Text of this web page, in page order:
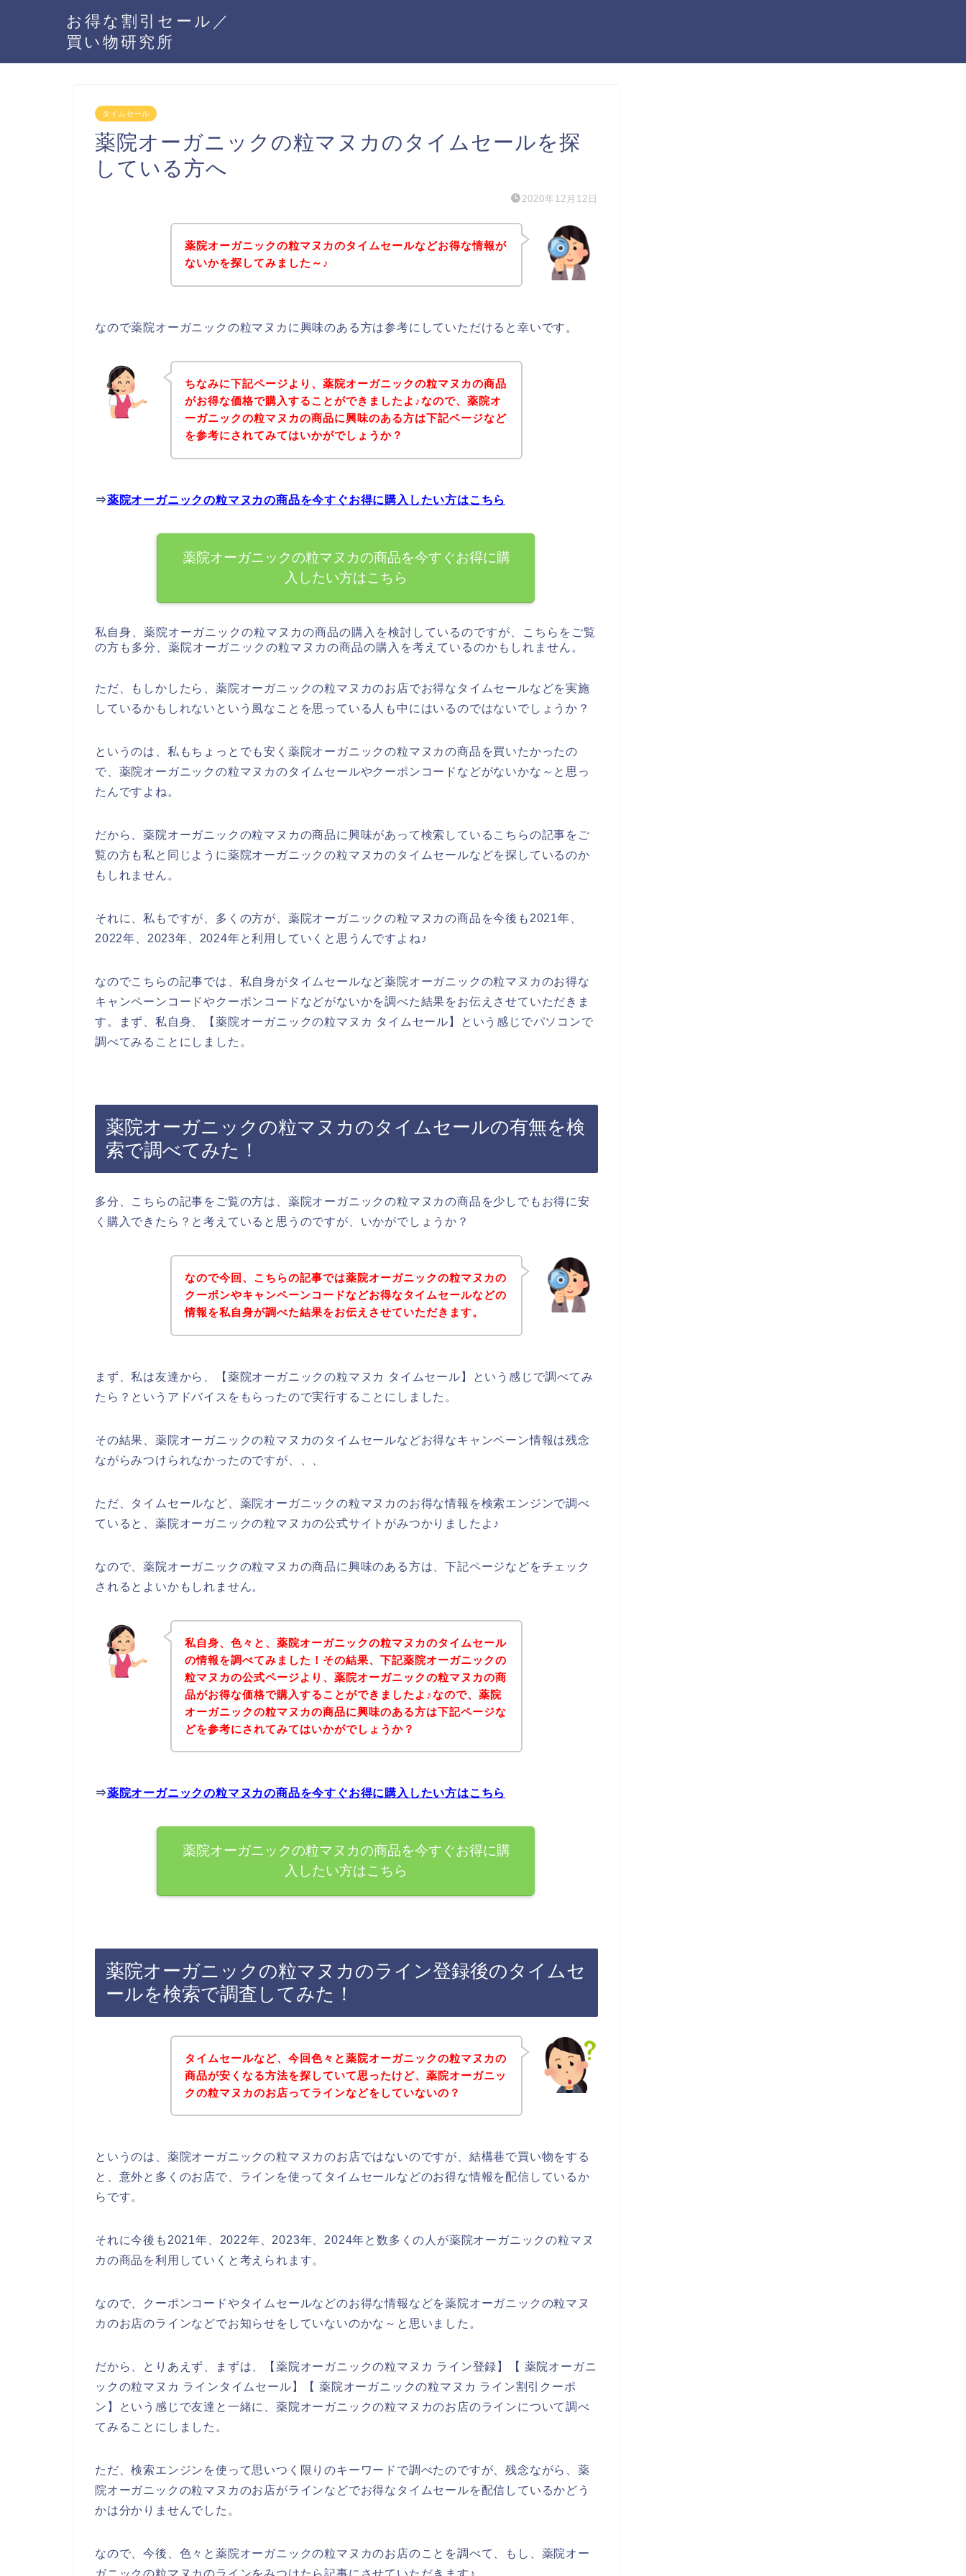
お得な割引セール／
買い物研究所
タイムセール
薬院オーガニックの粒マヌカのタイムセールを探
している方へ
2020年12月12日
薬院オーガニックの粒マヌカのタイムセールなどお得な情報が
ないかを探してみました～♪
なので薬院オーガニックの粒マヌカに興味のある方は参考にしていただけると幸いです。
ちなみに下記ページより、薬院オーガニックの粒マヌカの商品
がお得な価格で購入することができましたよ♪なので、薬院オ
ーガニックの粒マヌカの商品に興味のある方は下記ページなど
を参考にされてみてはいかがでしょうか？
⇒薬院オーガニックの粒マヌカの商品を今すぐお得に購入したい方はこちら
薬院オーガニックの粒マヌカの商品を今すぐお得に購
入したい方はこちら
私自身、薬院オーガニックの粒マヌカの商品の購入を検討しているのですが、こちらをご覧
の方も多分、薬院オーガニックの粒マヌカの商品の購入を考えているのかもしれません。
ただ、もしかしたら、薬院オーガニックの粒マヌカのお店でお得なタイムセールなどを実施
しているかもしれないという風なことを思っている人も中にはいるのではないでしょうか？
というのは、私もちょっとでも安く薬院オーガニックの粒マヌカの商品を買いたかったの
で、薬院オーガニックの粒マヌカのタイムセールやクーポンコードなどがないかな～と思っ
たんですよね。
だから、薬院オーガニックの粒マヌカの商品に興味があって検索しているこちらの記事をご
覧の方も私と同じように薬院オーガニックの粒マヌカのタイムセールなどを探しているのか
もしれません。
それに、私もですが、多くの方が、薬院オーガニックの粒マヌカの商品を今後も2021年、
2022年、2023年、2024年と利用していくと思うんですよね♪
なのでこちらの記事では、私自身がタイムセールなど薬院オーガニックの粒マヌカのお得な
キャンペーンコードやクーポンコードなどがないかを調べた結果をお伝えさせていただきま
す。まず、私自身、【薬院オーガニックの粒マヌカ タイムセール】という感じでパソコンで
調べてみることにしました。
薬院オーガニックの粒マヌカのタイムセールの有無を検
索で調べてみた！
多分、こちらの記事をご覧の方は、薬院オーガニックの粒マヌカの商品を少しでもお得に安
く購入できたら？と考えていると思うのですが、いかがでしょうか？
なので今回、こちらの記事では薬院オーガニックの粒マヌカの
クーポンやキャンペーンコードなどお得なタイムセールなどの
情報を私自身が調べた結果をお伝えさせていただきます。
まず、私は友達から、【薬院オーガニックの粒マヌカ タイムセール】という感じで調べてみ
たら？というアドバイスをもらったので実行することにしました。
その結果、薬院オーガニックの粒マヌカのタイムセールなどお得なキャンペーン情報は残念
ながらみつけられなかったのですが、、、
ただ、タイムセールなど、薬院オーガニックの粒マヌカのお得な情報を検索エンジンで調べ
ていると、薬院オーガニックの粒マヌカの公式サイトがみつかりましたよ♪
なので、薬院オーガニックの粒マヌカの商品に興味のある方は、下記ページなどをチェック
されるとよいかもしれません。
私自身、色々と、薬院オーガニックの粒マヌカのタイムセール
の情報を調べてみました！その結果、下記薬院オーガニックの
粒マヌカの公式ページより、薬院オーガニックの粒マヌカの商
品がお得な価格で購入することができましたよ♪なので、薬院
オーガニックの粒マヌカの商品に興味のある方は下記ページな
どを参考にされてみてはいかがでしょうか？
⇒薬院オーガニックの粒マヌカの商品を今すぐお得に購入したい方はこちら
薬院オーガニックの粒マヌカの商品を今すぐお得に購
入したい方はこちら
薬院オーガニックの粒マヌカのライン登録後のタイムセ
ールを検索で調査してみた！
タイムセールなど、今回色々と薬院オーガニックの粒マヌカの
商品が安くなる方法を探していて思ったけど、薬院オーガニッ
クの粒マヌカのお店ってラインなどをしていないの？
というのは、薬院オーガニックの粒マヌカのお店ではないのですが、結構巷で買い物をする
と、意外と多くのお店で、ラインを使ってタイムセールなどのお得な情報を配信しているか
らです。
それに今後も2021年、2022年、2023年、2024年と数多くの人が薬院オーガニックの粒マヌ
カの商品を利用していくと考えられます。
なので、クーポンコードやタイムセールなどのお得な情報などを薬院オーガニックの粒マヌ
カのお店のラインなどでお知らせをしていないのかな～と思いました。
だから、とりあえず、まずは、【薬院オーガニックの粒マヌカ ライン登録】【 薬院オーガニ
ックの粒マヌカ ラインタイムセール】【 薬院オーガニックの粒マヌカ ライン割引クーポ
ン】という感じで友達と一緒に、薬院オーガニックの粒マヌカのお店のラインについて調べ
てみることにしました。
ただ、検索エンジンを使って思いつく限りのキーワードで調べたのですが、残念ながら、薬
院オーガニックの粒マヌカのお店がラインなどでお得なタイムセールを配信しているかどう
かは分かりませんでした。
なので、今後、色々と薬院オーガニックの粒マヌカのお店のことを調べて、もし、薬院オー